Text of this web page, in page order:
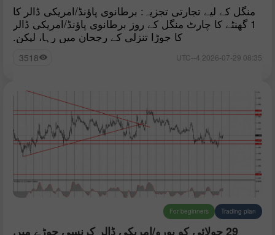
منگل کے لیے تجارتی تجزیہ: برطانوی پاؤنڈ/امریکی ڈالر کا
1 گھنٹے کا چارٹ منگل کے روز برطانوی پاؤنڈ/امریکی ڈالر
کا جوڑا تنزلی کے رجحان میں رہا، لیکن.
08:35 2026-07-29 UTC--4
3518
Trading plan
For beginners
29 جولائی کو یورو/امریکی ڈالر کرنسی جوڑے میں